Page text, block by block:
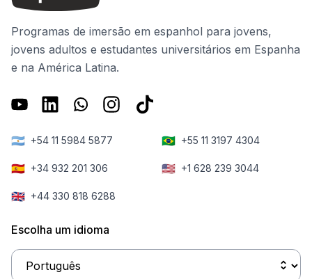
Programas de imersão em espanhol para jovens,
jovens adultos e estudantes universitários em Espanha
e na América Latina.
🇦🇷 +54 11 5984 5877 🇧🇷 +55 11 3197 4304
🇪🇸 +34 932 201 306 🇺🇸 +1 628 239 3044
🇬🇧 +44 330 818 6288
Escolha um idioma